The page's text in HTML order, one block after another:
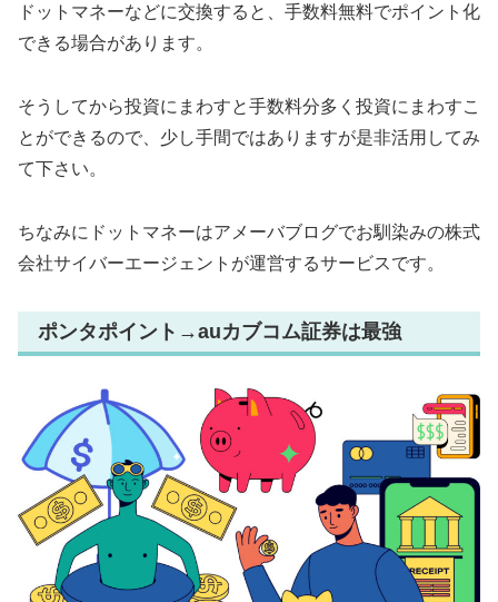
ドットマネーなどに交換すると、手数料無料でポイント化
できる場合があります。
そうしてから投資にまわすと手数料分多く投資にまわすこ
とができるので、少し手間ではありますが是非活用してみ
て下さい。
ちなみにドットマネーはアメーバブログでお馴染みの株式
会社サイバーエージェントが運営するサービスです。
ポンタポイント→auカブコム証券は最強